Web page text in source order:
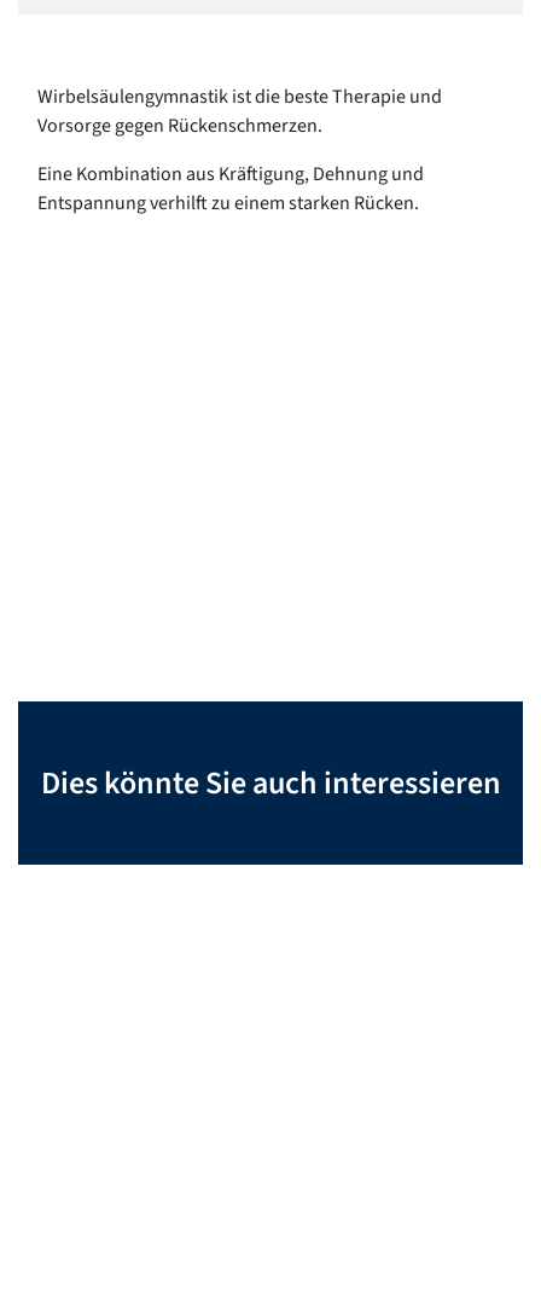
Wirbelsäulengymnastik ist die beste Therapie und
Vorsorge gegen Rückenschmerzen.
Eine Kombination aus Kräftigung, Dehnung und
Entspannung verhilft zu einem starken Rücken.
Dies könnte Sie auch interessieren